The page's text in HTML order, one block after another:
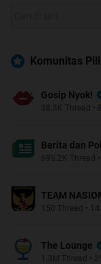
Komunitas
Gosip Nyok!
38.3K Thread •
Berita dan
695.2K Thread •
TEAM
150 Thread •
The Lounge
1.3M Thread •